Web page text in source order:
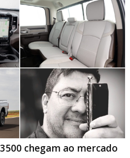
chegam ao mercado